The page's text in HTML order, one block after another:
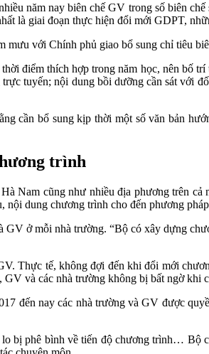
năm nay biên chế GV trong số biên
là giai đoạn thực hiện đổi mới GDPT,
với Chính phủ giao bổ sung chỉ tiêu
điểm thích hợp trong năm học, nên bố
tuyến; nội dung bồi dưỡng cần sát với
cần bổ sung kịp thời một số văn bản
trình
Nam cũng như nhiều địa phương trên
dung chương trình cho đến phương
ở mỗi nhà trường. “Bộ có xây dựng
Thực tế, không đợi đến khi đổi mới
và các nhà trường không bị bất ngờ khi
đến nay các nhà trường và GV được
bị phê bình về tiến độ chương trình… Bộ